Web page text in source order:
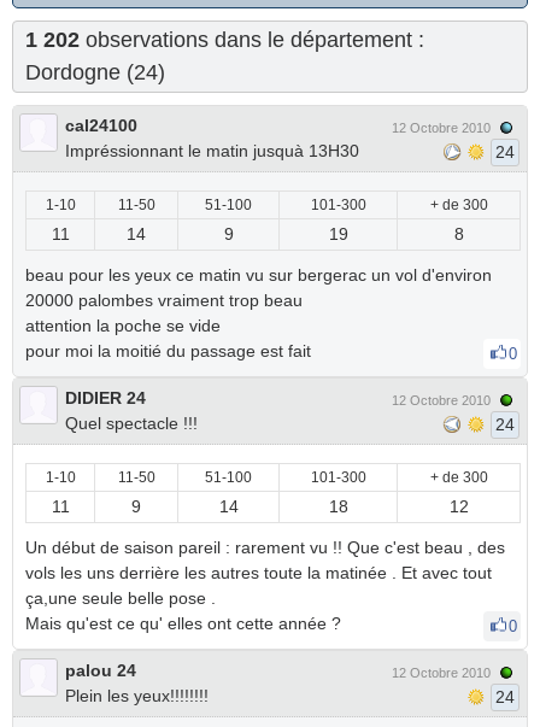
1 202 observations dans le département :
Dordogne (24)
cal24100
Impréssionnant le matin jusquà 13H30
12 Octobre 2010
24
1-10 11-50 51-100 101-300 + de 300
11 14 9 19 8
beau pour les yeux ce matin vu sur bergerac un vol d'environ
20000 palombes vraiment trop beau
attention la poche se vide
pour moi la moitié du passage est fait
0
DIDIER 24
Quel spectacle !!!
12 Octobre 2010
24
1-10 11-50 51-100 101-300 + de 300
11 9 14 18 12
Un début de saison pareil : rarement vu !! Que c'est beau , des
vols les uns derrière les autres toute la matinée . Et avec tout
ça,une seule belle pose .
Mais qu'est ce qu' elles ont cette année ?
0
palou 24
Plein les yeux!!!!!!!!
12 Octobre 2010
24